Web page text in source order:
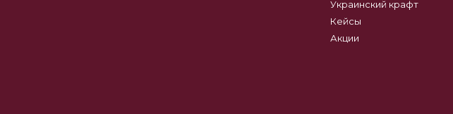
Украинский крафт
Кейсы
Акции